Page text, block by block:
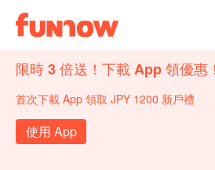
限時 3 倍送！下載 App 領優惠！
首次下載 App 領取 JPY 1200 新戶禮
使用 App